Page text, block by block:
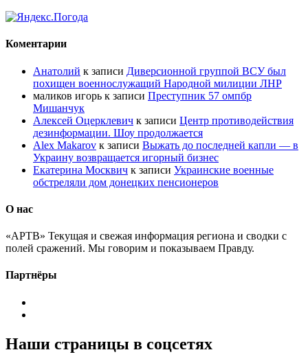
Коментарии
Анатолий к записи Диверсионной группой ВСУ был
похищен военнослужащий Народной милиции ЛНР
маликов игорь к записи Преступник 57 омпбр
Мишанчук
Алексей Оцерклевич к записи Центр противодействия
дезинформации. Шоу продолжается
Alex Makarov к записи Выжать до последней капли — в
Украину возвращается игорный бизнес
Екатерина Москвич к записи Украинские военные
обстреляли дом донецких пенсионеров
О нас
«АРТВ» Текущая и свежая информация региона и сводки с
полей сражений. Мы говорим и показываем Правду.
Партнёры
Наши страницы в соцсетях